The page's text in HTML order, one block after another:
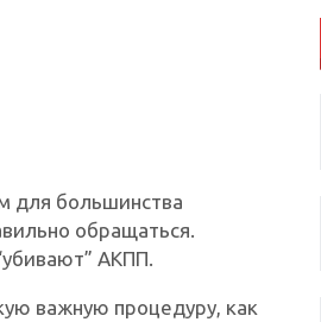
для большинства
обращаться.
АКПП.
важную процедуру, как